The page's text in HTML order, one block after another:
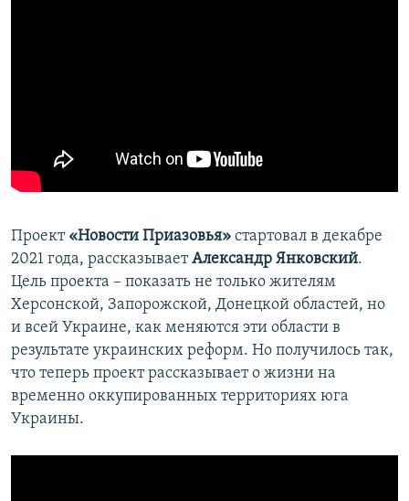
Проект «Новости Приазовья» стартовал в декабре
2021 года, рассказываетАлександр Янковский.
Цель проекта – показать не только жителям
Херсонской, Запорожской, Донецкой областей, но
и всей Украине, как меняются эти области в
результате украинских реформ. Но получилось так,
что теперь проект рассказывает о жизни на
временно оккупированных территориях юга
Украины.